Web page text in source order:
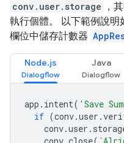
conv.user.storage
，
執行個體。 以下範例說明
欄位中儲存計數器
Node.js Java
app . intent( 'Save
if (conv.user .
conv.user .